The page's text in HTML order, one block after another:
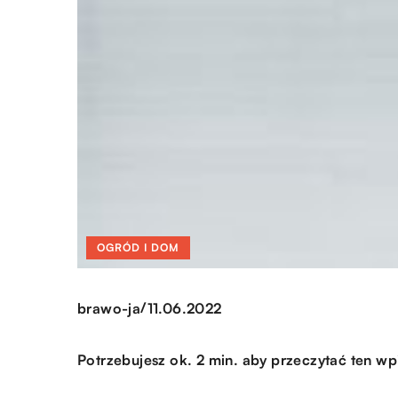
OGRÓD I DOM
brawo-ja/11.06.2022
Potrzebujesz ok. 2 min. aby przeczytać ten